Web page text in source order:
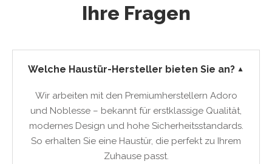
Ihre Fragen
Welche Haustür-Hersteller bieten Sie an? ▼
Wir arbeiten mit den Premiumherstellern Adoro
und Noblesse – bekannt für erstklassige Qualität,
modernes Design und hohe Sicherheitsstandards.
So erhalten Sie eine Haustür, die perfekt zu Ihrem
Zuhause passt.